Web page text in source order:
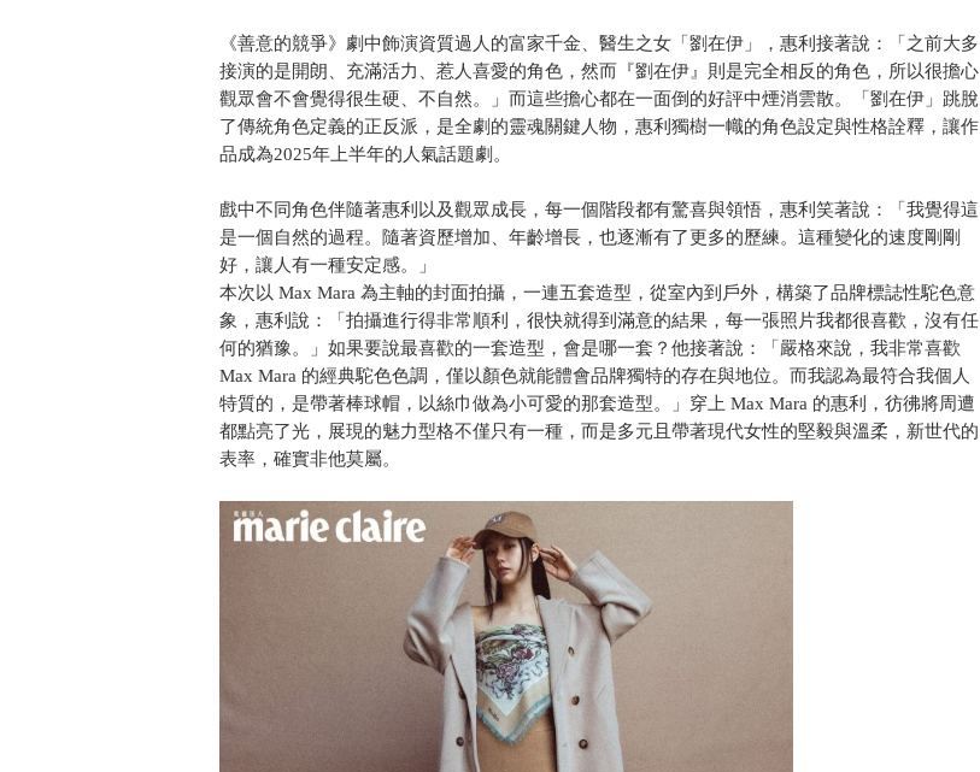
《善意的競爭》劇中飾演資質過人的富家千金、醫生之女「劉在伊」，惠利接著說：「之前大多
接演的是開朗、充滿活力、惹人喜愛的角色，然而『劉在伊』則是完全相反的角色，所以很擔心
觀眾會不會覺得很生硬、不自然。」而這些擔心都在一面倒的好評中煙消雲散。「劉在伊」跳脫
了傳統角色定義的正反派，是全劇的靈魂關鍵人物，惠利獨樹一幟的角色設定與性格詮釋，讓作
品成為2025年上半年的人氣話題劇。
戲中不同角色伴隨著惠利以及觀眾成長，每一個階段都有驚喜與領悟，惠利笑著說：「我覺得這
是一個自然的過程。隨著資歷增加、年齡增長，也逐漸有了更多的歷練。這種變化的速度剛剛
好，讓人有一種安定感。」
本次以 Max Mara 為主軸的封面拍攝，一連五套造型，從室內到戶外，構築了品牌標誌性駝色意
象，惠利說：「拍攝進行得非常順利，很快就得到滿意的結果，每一張照片我都很喜歡，沒有任
何的猶豫。」如果要說最喜歡的一套造型，會是哪一套？他接著說：「嚴格來說，我非常喜歡
Max Mara 的經典駝色色調，僅以顏色就能體會品牌獨特的存在與地位。而我認為最符合我個人
特質的，是帶著棒球帽，以絲巾做為小可愛的那套造型。」穿上 Max Mara 的惠利，彷彿將周遭
都點亮了光，展現的魅力型格不僅只有一種，而是多元且帶著現代女性的堅毅與溫柔，新世代的
表率，確實非他莫屬。